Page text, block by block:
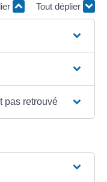
Tout déplier
pas retrouvé